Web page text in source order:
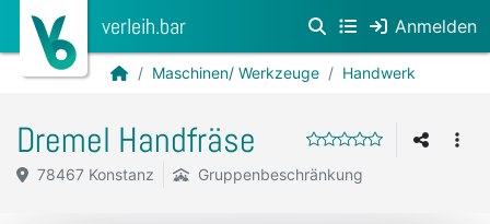
verleih.bar Anmelden
Maschinen/ Werkzeuge Handwerk
Dremel Handfräse
78467 Konstanz Gruppenbeschränkung